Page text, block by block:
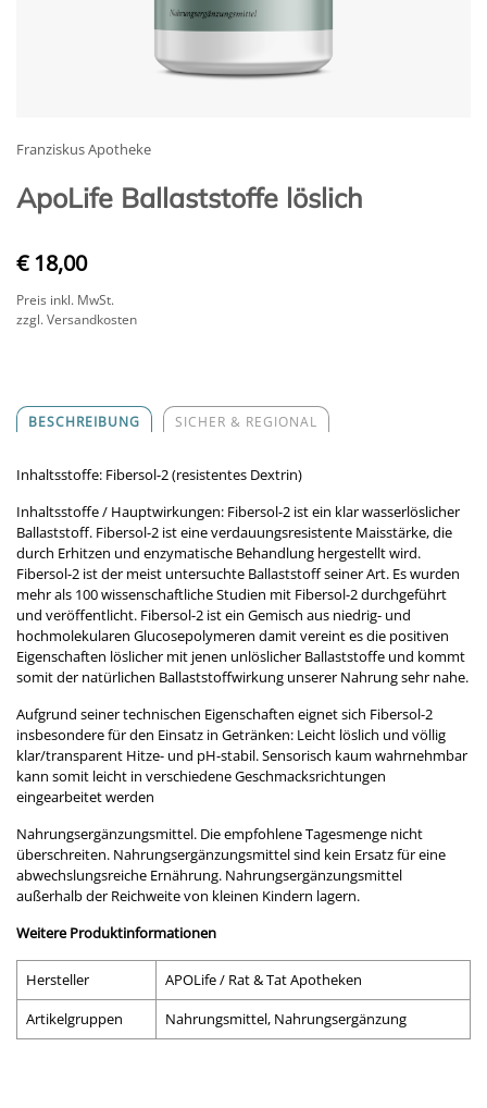
Franziskus Apotheke
ApoLife Ballaststoffe löslich
€ 18,00
Preis inkl. MwSt.
zzgl. Versandkosten
BESCHREIBUNG SICHER & REGIONAL
Inhaltsstoffe: Fibersol-2 (resistentes Dextrin)
Inhaltsstoffe / Hauptwirkungen: Fibersol-2 ist ein klar wasserlöslicher
Ballaststoff. Fibersol-2 ist eine verdauungsresistente Maisstärke, die
durch Erhitzen und enzymatische Behandlung hergestellt wird.
Fibersol-2 ist der meist untersuchte Ballaststoff seiner Art. Es wurden
mehr als 100 wissenschaftliche Studien mit Fibersol-2 durchgeführt
und veröffentlicht. Fibersol-2 ist ein Gemisch aus niedrig- und
hochmolekularen Glucosepolymeren damit vereint es die positiven
Eigenschaften löslicher mit jenen unlöslicher Ballaststoffe und kommt
somit der natürlichen Ballaststoffwirkung unserer Nahrung sehr nahe.
Aufgrund seiner technischen Eigenschaften eignet sich Fibersol-2
insbesondere für den Einsatz in Getränken: Leicht löslich und völlig
klar/transparent Hitze- und pH-stabil. Sensorisch kaum wahrnehmbar
kann somit leicht in verschiedene Geschmacksrichtungen
eingearbeitet werden
Nahrungsergänzungsmittel. Die empfohlene Tagesmenge nicht
überschreiten. Nahrungsergänzungsmittel sind kein Ersatz für eine
abwechslungsreiche Ernährung. Nahrungsergänzungsmittel
außerhalb der Reichweite von kleinen Kindern lagern.
Weitere Produktinformationen
Hersteller
APOLife / Rat & Tat Apotheken
Artikelgruppen
Nahrungsmittel, Nahrungsergänzung